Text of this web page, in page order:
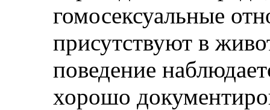
гомосексуальные
присутствуют в
поведение
хорошо